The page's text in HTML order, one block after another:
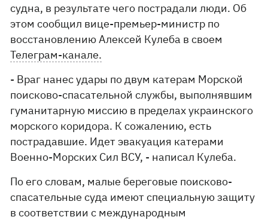
судна, в результате чего пострадали люди. Об
этом сообщил вице-премьер-министр по
восстановлению Алексей Кулеба в своем
Телеграм-канале.
- Враг нанес удары по двум катерам Морской
поисково-спасательной службы, выполнявшим
гуманитарную миссию в пределах украинского
морского коридора. К сожалению, есть
пострадавшие. Идет эвакуация катерами
Военно-Морских Сил ВСУ, - написал Кулеба.
По его словам, малые береговые поисково-
спасательные суда имеют специальную защиту
в соответствии с международным